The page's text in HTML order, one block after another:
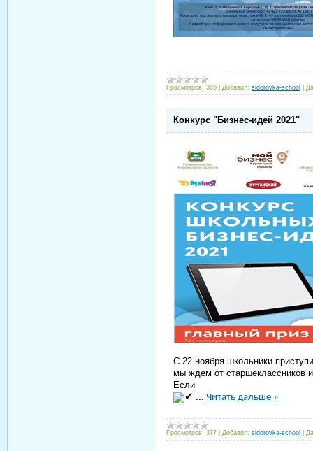
Просмотров: 385 Добавил: sidorovka-school
Конкурс "Бизнес-идей 2021"
С 22 ноября школьники
мы ждем от старшеклассников
Если
... Читать дальше »
Просмотров: 377 Добавил: sidorovka-school